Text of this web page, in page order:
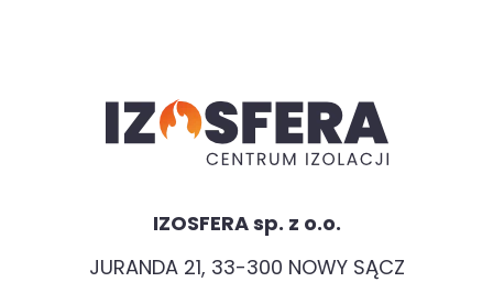
IZOSFERA sp. z o.o.
JURANDA 21, 33-300 NOWY SĄCZ